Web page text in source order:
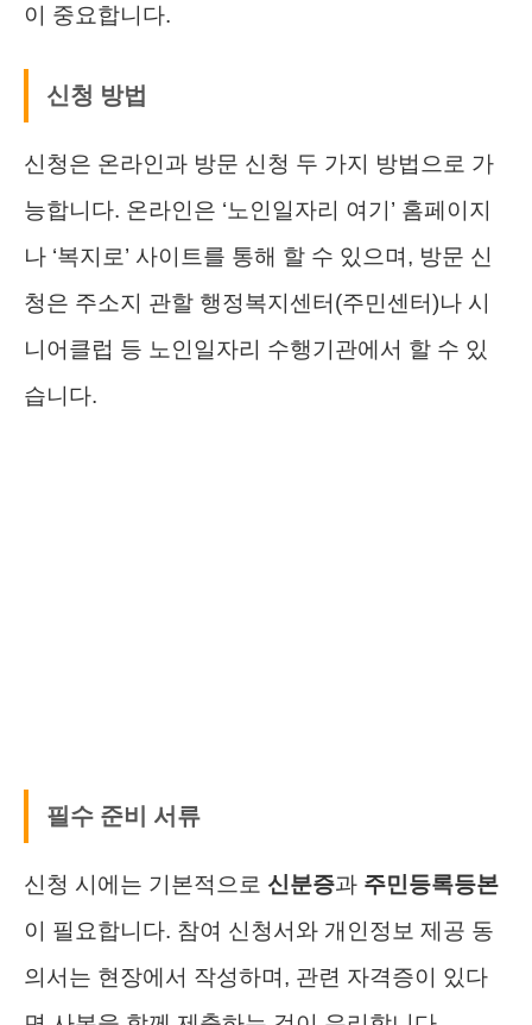
이 중요합니다.
신청 방법
신청은 온라인과 방문 신청 두 가지 방법으로 가
능합니다. 온라인은 ‘노인일자리 여기’ 홈페이지
나 ‘복지로’ 사이트를 통해 할 수 있으며, 방문 신
청은 주소지 관할 행정복지센터(주민센터)나 시
니어클럽 등 노인일자리 수행기관에서 할 수 있
습니다.
필수 준비 서류
신청 시에는 기본적으로 신분증과 주민등록등본
이 필요합니다. 참여 신청서와 개인정보 제공 동
의서는 현장에서 작성하며, 관련 자격증이 있다